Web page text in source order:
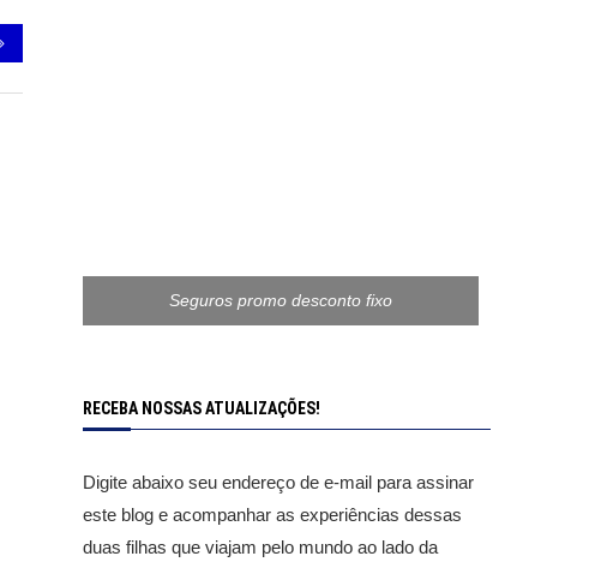
Seguros promo desconto fixo
RECEBA NOSSAS ATUALIZAÇÕES!
Digite abaixo seu endereço de e-mail para assinar
este blog e acompanhar as experiências dessas
duas filhas que viajam pelo mundo ao lado da